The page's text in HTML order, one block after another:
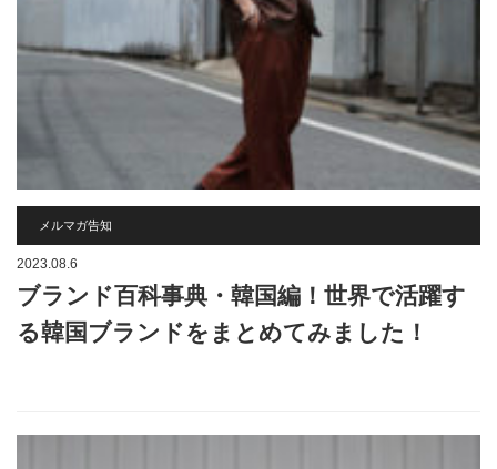
メルマガ告知
2023.08.6
ブランド百科事典・韓国編！世界で活躍す
る韓国ブランドをまとめてみました！